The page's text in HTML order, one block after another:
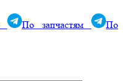
По запчастям
По